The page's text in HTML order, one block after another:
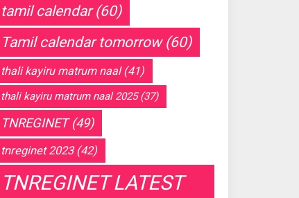
tamil calendar(60)
Tamil calendar tomorrow(60)
thali kayiru matrum naal(41)
thali kayiru matrum naal 2025(37)
TNREGINET(49)
tnreginet 2023(42)
TNREGINET LATEST